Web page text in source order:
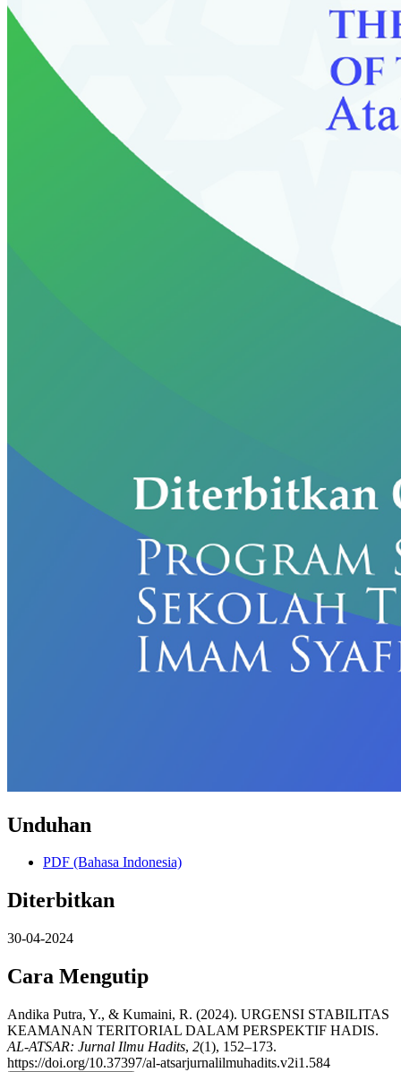
Unduhan
PDF (Bahasa Indonesia)
Diterbitkan
30-04-2024
Cara Mengutip
Andika Putra, Y., & Kumaini, R. (2024). URGENSI STABILITAS
KEAMANAN TERITORIAL DALAM PERSPEKTIF HADIS.
AL-ATSAR: Jurnal Ilmu Hadits, 2(1), 152–173.
https://doi.org/10.37397/al-atsarjurnalilmuhadits.v2i1.584